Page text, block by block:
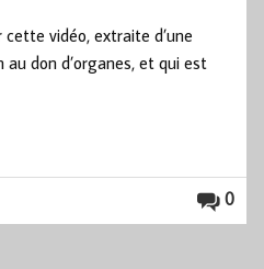
cette vidéo, extraite d’une
don d’organes, et qui est
0